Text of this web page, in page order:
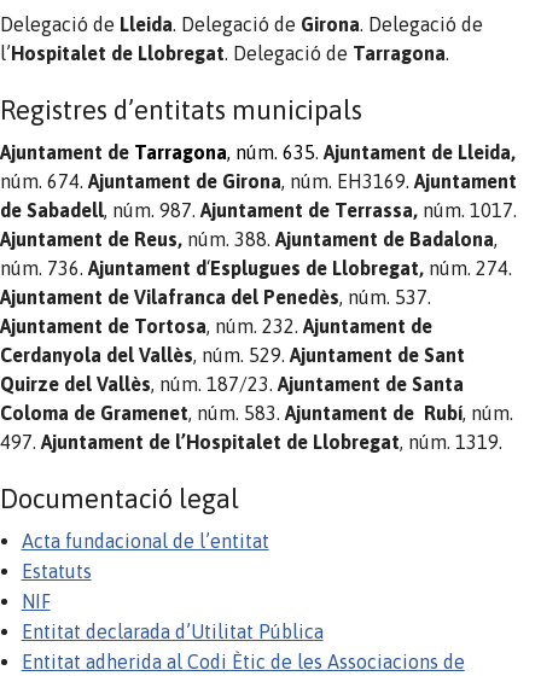
Delegació de Lleida. Delegació de Girona. Delegació de
l’Hospitalet de Llobregat. Delegació de Tarragona.
Registres d’entitats municipals
Ajuntament de Tarragona, núm. 635. Ajuntament de Lleida,
núm. 674. Ajuntament de Girona, núm. EH3169. Ajuntament
de Sabadell, núm. 987. Ajuntament de Terrassa, núm. 1017.
Ajuntament de Reus, núm. 388. Ajuntament de Badalona,
núm. 736. Ajuntament d‘Esplugues de Llobregat, núm. 274.
Ajuntament de Vilafranca del Penedès, núm. 537.
Ajuntament de Tortosa, núm. 232. Ajuntament de
Cerdanyola del Vallès, núm. 529. Ajuntament de Sant
Quirze del Vallès, núm. 187/23. Ajuntament de Santa
Coloma de Gramenet, núm. 583. Ajuntament de Rubí, núm.
497. Ajuntament de l’Hospitalet de Llobregat, núm. 1319.
Documentació legal
Acta fundacional de l’entitat
Estatuts
NIF
Entitat declarada d’Utilitat Pública
Entitat adherida al Codi Ètic de les Associacions de